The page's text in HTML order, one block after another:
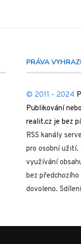
PRÁVA
© 2011 - 2024
Publikování
realit.cz je bez
RSS kanály
pro osobní užití.
využívání
bez
dovoleno.